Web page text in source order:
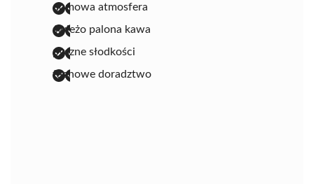
domowa atmosfera
świeżo palona kawa
pyszne słodkości
fachowe doradztwo